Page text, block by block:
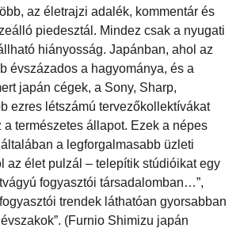
az életrajzi adalék, kommentár és
piedesztál. Mindez csak a nyugati
hiányosság. Japánban, ahol az
évszázados a hagyománya, és a
japán cégek, a Sony, Sharp,
ezres létszámú tervezőkollektívákat
a természetes állapot. Ezek a népes
a legforgalmasabb üzleti
az élet pulzál – telepítik stúdióikat egy
fogyasztói társadalomban…”,
trendek láthatóan gyorsabban
(Furnio Shimizu japán